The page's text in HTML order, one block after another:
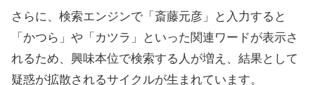
さらに、検索エンジンで「斎藤元彦」と入力すると
「かつら」や「カツラ」といった関連ワードが表示さ
れるため、興味本位で検索する人が増え、結果として
疑惑が拡散されるサイクルが生まれています。